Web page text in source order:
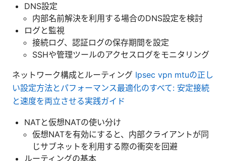
DNS設定
内部名前解決を利用する場合のDNS設定を検討
ログと監視
接続ログ、認証ログの保存期間を設定
SSHや管理ツールのアクセスログをモニタリング
ネットワーク構成とルーティング Ipsec vpn mtuの正し
い設定方法とパフォーマンス最適化のすべて: 安定接続
と速度を両立させる実践ガイド
NATと仮想NATの使い分け
仮想NATを有効にすると、内部クライアントが同
じサブネットを利用する際の衝突を回避
ルーティングの基本